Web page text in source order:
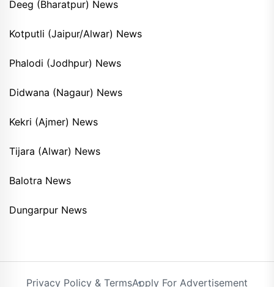
Deeg (Bharatpur) News
Kotputli (Jaipur/Alwar) News
Phalodi (Jodhpur) News
Didwana (Nagaur) News
Kekri (Ajmer) News
Tijara (Alwar) News
Balotra News
Dungarpur News
Privacy Policy & TermsApply For Advertisement